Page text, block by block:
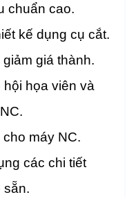
chuẩn cao.
kế dụng cụ cắt.
giá thành.
họa viên và
máy NC.
các chi tiết
sẵn.